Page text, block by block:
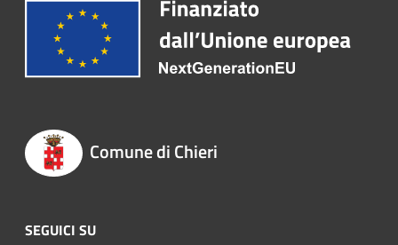
Comune di Chieri
SEGUICI SU